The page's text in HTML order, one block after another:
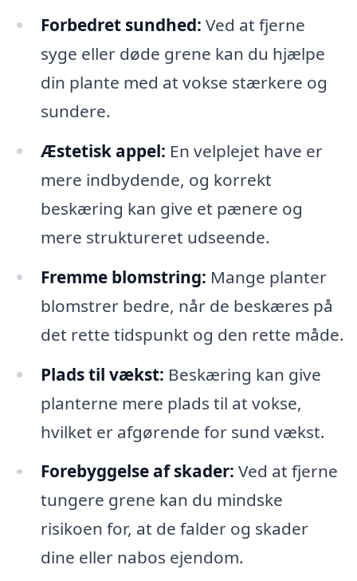
Forbedret sundhed: Ved at fjerne
syge eller døde grene kan du hjælpe
din plante med at vokse stærkere og
sundere.
Æstetisk appel: En velplejet have er
mere indbydende, og korrekt
beskæring kan give et pænere og
mere struktureret udseende.
Fremme blomstring: Mange planter
blomstrer bedre, når de beskæres på
det rette tidspunkt og den rette måde.
Plads til vækst: Beskæring kan give
planterne mere plads til at vokse,
hvilket er afgørende for sund vækst.
Forebyggelse af skader: Ved at fjerne
tungere grene kan du mindske
risikoen for, at de falder og skader
dine eller nabos ejendom.